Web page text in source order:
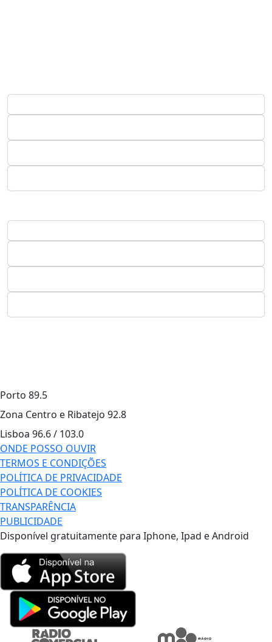
Porto 89.5
Zona Centro e Ribatejo 92.8
Lisboa 96.6 / 103.0
ONDE POSSO OUVIR
TERMOS E CONDIÇÕES
POLÍTICA DE PRIVACIDADE
POLÍTICA DE COOKIES
TRANSPARÊNCIA
PUBLICIDADE
Disponível gratuitamente para Iphone, Ipad e Android